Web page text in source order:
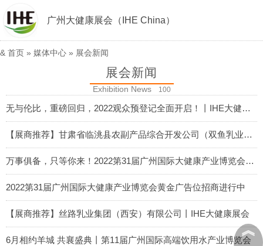
广州大健康展会（IHE China）
& 首页 » 媒体中心 » 展会新闻
展会新闻
Exhibition News 100
无与伦比，重磅回归，2022观众预登记全面开启！丨IHE大健康展会
2022-01-20
【展商推荐】甘肃省临洮县农副产品综合开发公司（双鱼乳业）丨IHE大健康展会
2022-01-19
万事俱备，只等你来！2022第31届广州国际大健康产业博览会6月与你相约羊城！
2022-01-18
2022第31届广州国际大健康产业博览会黄金广告位招商进行中
2022-01-15
【展商推荐】丝路乳业集团（西安）有限公司丨IHE大健康展会
2022-01-14
6月相约羊城 共襄盛典丨第11届广州国际高端饮用水产业博览会
︽